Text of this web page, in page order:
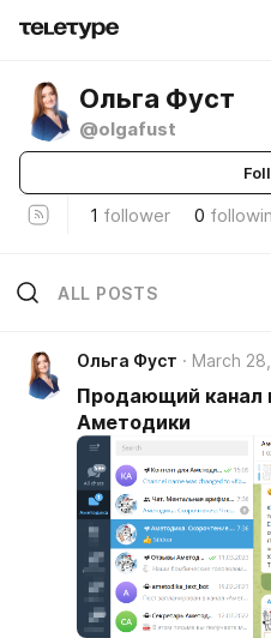
Ольга Фуст
@olgafust
1 follower 0
ALL POSTS
Ольга Фуст March
Продающий канал
Аметодики